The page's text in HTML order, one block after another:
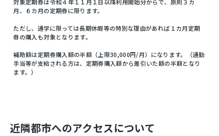
対象定期券は令和４年１１月１日以降利用開始分からで、原則３カ
月、６カ月の定期券に限ります。
ただし、通学に限っては長期休暇等の特別な理由があれば１カ月定期
券の購入も対象となります。
補助額は定期券購入額の半額（上限30,000円/月）になります。（通勤
手当等が支給される方は、定期券購入額から差引いた額の半額となり
ます。）
近隣都市へのアクセスについて